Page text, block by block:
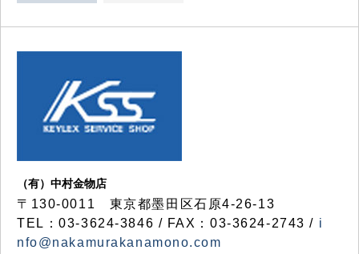
（有）中村金物店
〒130-0011 東京都墨田区石原4-26-13
TEL：03-3624-3846 / FAX：03-3624-2743 / i
nfo@nakamurakanamono.com